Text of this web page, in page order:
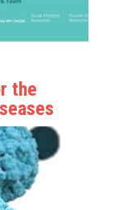
the